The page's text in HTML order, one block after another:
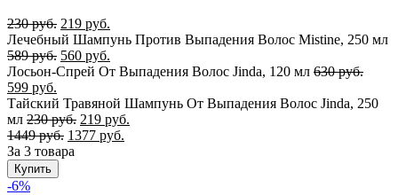
230руб. 219 руб.
Лечебный Шампунь Против Выпадения Волос Mistine, 250 мл
589руб. 560 руб.
Лосьон-Спрей От Выпадения Волос Jinda, 120 мл 630руб.
599 руб.
Тайский Травяной Шампунь От Выпадения Волос Jinda, 250
мл 230руб. 219 руб.
1449руб. 1377 руб.
За 3 товара
Купить
-6%